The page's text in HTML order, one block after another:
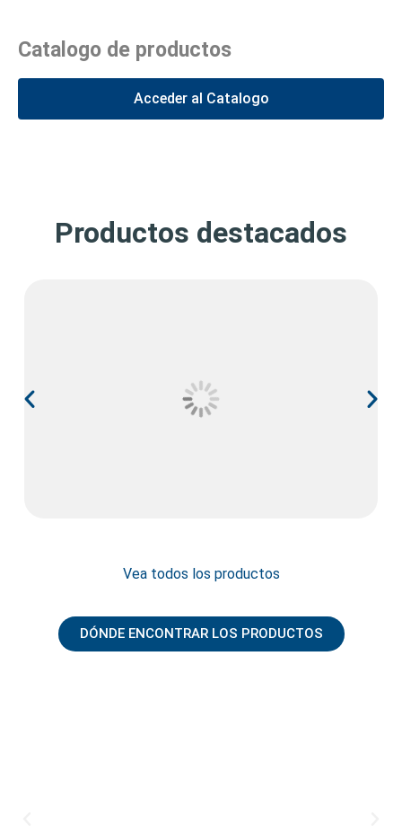
Catalogo de productos
Acceder al Catalogo
Productos destacados
Vea todos los productos
DÓNDE ENCONTRAR LOS PRODUCTOS